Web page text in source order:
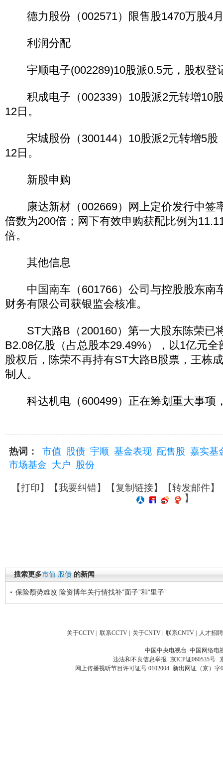
德力股份（002571）限售股1470万股4
利润分配
宇顺电子(002289)10股派0.5元，股权登
积成电子（002339）10股派2元转增10
12日。
宋城股份（300144）10股派2元转增5股
12日。
新股申购
康达新材（002669）网上定价发行中签
倍数为200倍；网下有效申购获配比例为
倍。
其他信息
中国南车（601766）公司与控股股东南
财务有限公司获银监会核准。
ST大路B（200160）第一大股东陈荣已
B2.08亿股（占总股本29.49%），以1亿元
股权后，陈荣不再持有ST大路B股票，王栋
制人。
科达机电（600499）正在筹划重大事项
热词： 市值 股债 宇顺 基金表现 配售股 嘉实基
市场基金 大户 股份
【打印】【我要纠错】【复制链接】【转发邮件】
】
搜索更多市值 股债 的新闻
保险颓势难改 险资博年关行情找补“面子”和“里子”
关于CCTV | 联系CCTV | 关于CNTV | 联系CNTV | 人才招聘
中国中央电视台 中国网络电
违法和不良信息举报 京ICP证060535号
网上传播视听节目许可证号 0102004 新出网证（京）